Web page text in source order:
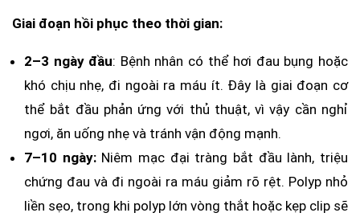
Giai đoạn hồi phục theo thời gian:
2–3 ngày đầu: Bệnh nhân có thể hơi đau bụng hoặc
khó chịu nhẹ, đi ngoài ra máu ít. Đây là giai đoạn cơ
thể bắt đầu phản ứng với thủ thuật, vì vậy cần nghỉ
ngơi, ăn uống nhẹ và tránh vận động mạnh.
7–10 ngày:Niêm mạc đại tràng bắt đầu lành, triệu
chứng đau và đi ngoài ra máu giảm rõ rệt. Polyp nhỏ
liền sẹo, trong khi polyp lớn vòng thắt hoặc kẹp clip sẽ